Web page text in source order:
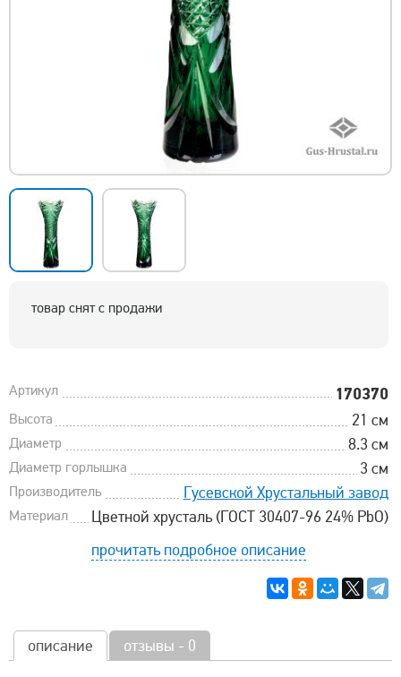
товар снят с продажи
Артикул 170370
Высота 21 см
Диаметр 8.3 см
Диаметр горлышка 3 см
Производитель Гусевской Хрустальный завод
Материал
Цветной хрусталь (ГОСТ 30407-96 24% PbO)
прочитать подробное описание
описание отзывы - 0